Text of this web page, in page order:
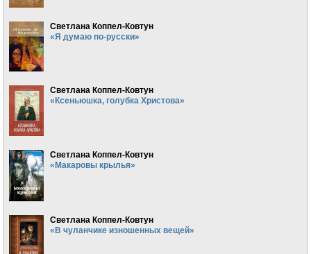
Светлана Коппел-Ковтун
«Я думаю по-русски»
Светлана Коппел-Ковтун
«Ксеньюшка, голубка Христова»
Светлана Коппел-Ковтун
«Макаровы крылья»
Светлана Коппел-Ковтун
«В чуланчике изношенных вещей»